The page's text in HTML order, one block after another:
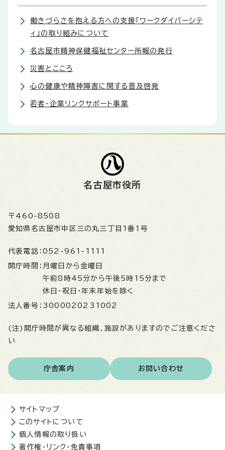
働きづらさを抱える方への支援「ワークダイバーシテ
ィ」の取り組みについて
名古屋市精神保健福祉センター所報の発行
災害とこころ
心の健康や精神障害に関する普及啓発
若者・企業リンクサポート事業
名古屋市役所
〒460-8508
愛知県名古屋市中区三の丸三丁目1番1号
代表電話： 052-961-1111
開庁時間： 月曜日から金曜日
午前8時45分から午後5時15分まで
休日・祝日・年末年始を除く
法人番号： 3000020231002
(注)開庁時間が異なる組織、施設がありますのでご注意くださ
い
庁舎案内 お問い合わせ
サイトマップ
このサイトについて
個人情報の取り扱い
著作権・リンク・免責事項